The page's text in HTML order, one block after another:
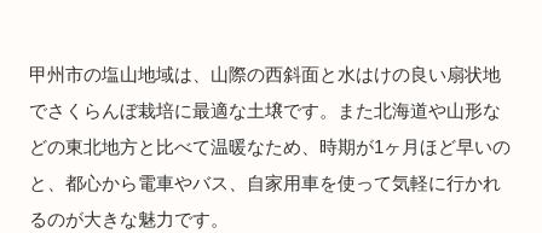
甲州市の塩山地域は、山際の西斜面と水はけの良い扇状地
でさくらんぼ栽培に最適な土壌です。また北海道や山形な
どの東北地方と比べて温暖なため、時期が1ヶ月ほど早いの
と、都心から電車やバス、自家用車を使って気軽に行かれ
るのが大きな魅力です。